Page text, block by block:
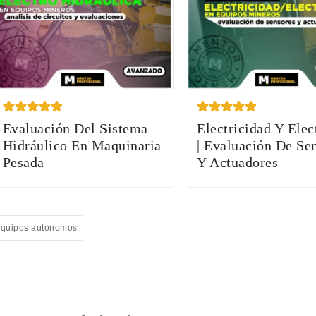
Valorado
con
5.00
de 5 en
base a
5
Evaluación Del Sistema
Hidráulico En Maquinaria
Pesada
Valorado
con
5.00
de 5 en
base a
6
Electricidad Y
| Evaluación De
Y Actuadores
autonomos